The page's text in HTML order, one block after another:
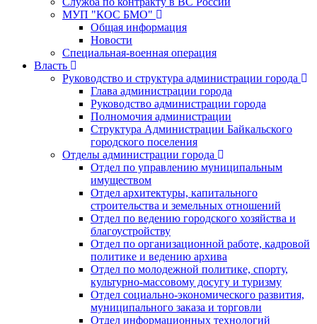
МУП "КОС БМО"
Общая информация
Новости
Специальная-военная операция
Власть
Руководство и структура администрации города
Глава администрации города
Руководство администрации города
Полномочия администрации
Структура Администрации Байкальского
городского поселения
Отделы администрации города
Отдел по управлению муниципальным
имуществом
Отдел архитектуры, капитального
строительства и земельных отношений
Отдел по ведению городского хозяйства и
благоустройству
Отдел по организационной работе, кадровой
политике и ведению архива
Отдел по молодежной политике, спорту,
культурно-массовому досугу и туризму
Отдел социально-экономического развития,
муниципального заказа и торговли
Отдел информационных технологий